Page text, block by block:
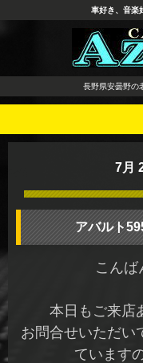
長野県
イール
ーデ
車好き、音楽
長野県安曇野の
7月
アバルト
こん
本日もご来店
お問合せいただい
ています